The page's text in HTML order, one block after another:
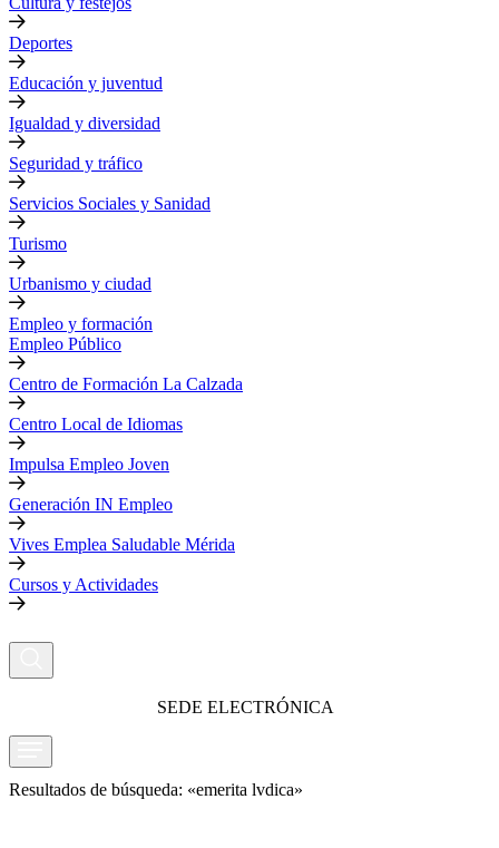
Deportes
Educación y juventud
Igualdad y diversidad
Seguridad y tráfico
Servicios Sociales y Sanidad
Turismo
Urbanismo y ciudad
Empleo y formación
Empleo Público
Centro de Formación La Calzada
Centro Local de Idiomas
Impulsa Empleo Joven
Generación IN Empleo
Vives Emplea Saludable Mérida
Cursos y Actividades
SEDE ELECTRÓNICA
Resultados de búsqueda: «emerita lvdica»